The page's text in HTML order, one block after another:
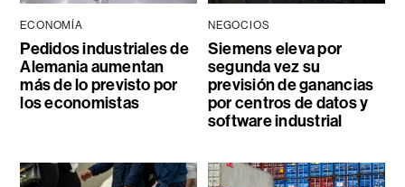
ECONOMÍA
Pedidos industriales de
Alemania aumentan
más de lo previsto por
los economistas
NEGOCIOS
Siemens eleva por
segunda vez su
previsión de ganancias
por centros de datos y
software industrial